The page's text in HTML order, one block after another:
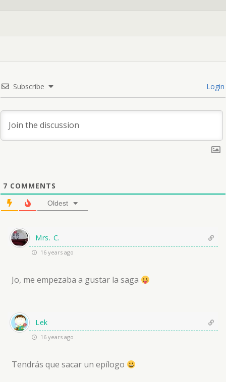
Subscribe Login
7 COMMENTS
Oldest
Mrs. C.
16 years ago
Jo, me empezaba a gustar la saga
Lek
16 years ago
Tendrás que sacar un epílogo